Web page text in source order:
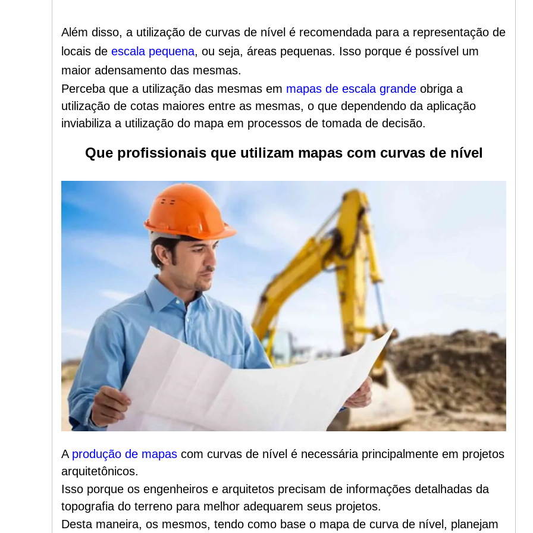
Além disso, a utilização de curvas de nível é recomendada para a representação de
locais de escala pequena, ou seja, áreas pequenas. Isso porque é possível um
maior adensamento das mesmas.
Perceba que a utilização das mesmas em mapas de escala grande obriga a
utilização de cotas maiores entre as mesmas, o que dependendo da aplicação
inviabiliza a utilização do mapa em processos de tomada de decisão.
Que profissionais que utilizam mapas com curvas de nível
A produção de mapas com curvas de nível é necessária principalmente em projetos
arquitetônicos.
Isso porque os engenheiros e arquitetos precisam de informações detalhadas da
topografia do terreno para melhor adequarem seus projetos.
Desta maneira, os mesmos, tendo como base o mapa de curva de nível, planejam